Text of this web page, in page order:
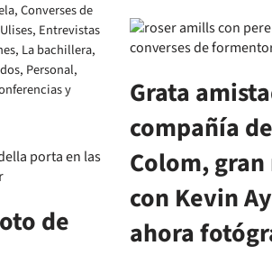
,Converses de
, Entrevistas
, La bachillera,
, Personal,
y
Grata
compañía
Colom,
con Kevin
ahora
de